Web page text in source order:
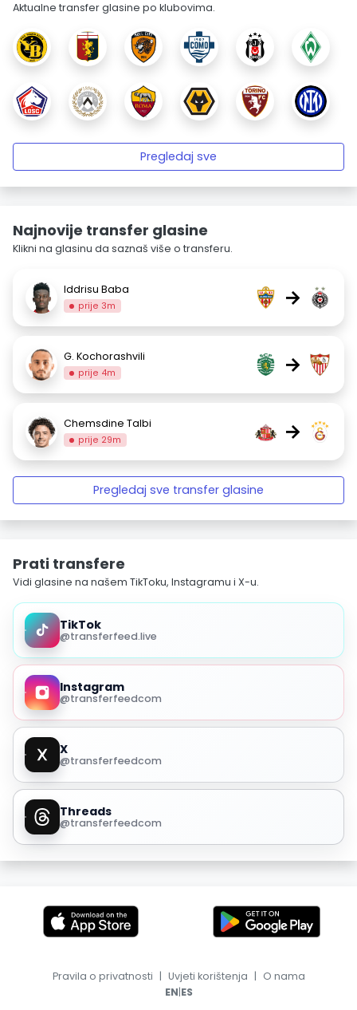
Aktualne transfer glasine po klubovima.
Pregledaj sve
Najnovije transfer glasine
Klikni na glasinu da saznaš više o transferu.
Iddrisu Baba
prije 3m →
G. Kochorashvili
prije 4m →
Chemsdine Talbi
prije 29m →
Pregledaj sve transfer glasine
Prati transfere
Vidi glasine na našem TikToku, Instagramu i X-u.
TikTok
@transferfeed.live
Instagram
@transferfeedcom
X
@transferfeedcom
Threads
@transferfeedcom
Pravila o privatnosti | Uvjeti korištenja | O nama
EN|ES